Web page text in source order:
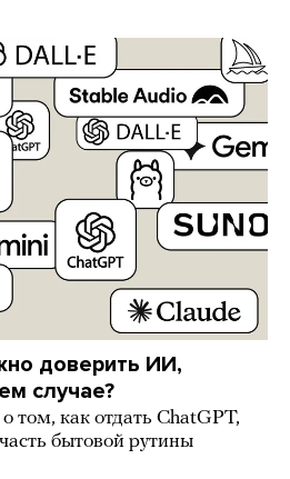
доверить ИИ,
случае?
том, как отдать ChatGPT,
бытовой рутины